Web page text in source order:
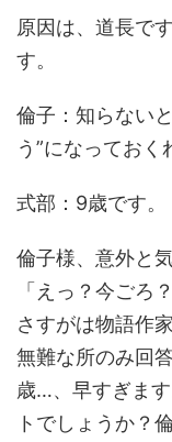
原因は、道長で
す。
倫子：知らない
う”になっておく
式部：9歳です。
倫子様、意外と
「えっ？今ごろ
さすがは物語作
無難な所のみ回
歳…、早すぎま
トでしょうか？